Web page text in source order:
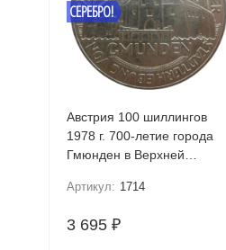
СЕРЕБРО!
Австрия 100 шиллингов
1978 г. 700-летие города
Гмюнден в Верхней
Артикул: 1714
3 695 ₽